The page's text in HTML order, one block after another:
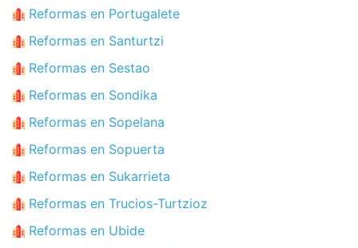
Reformas en Portugalete
Reformas en Santurtzi
Reformas en Sestao
Reformas en Sondika
Reformas en Sopelana
Reformas en Sopuerta
Reformas en Sukarrieta
Reformas en Trucios-Turtzioz
Reformas en Ubide